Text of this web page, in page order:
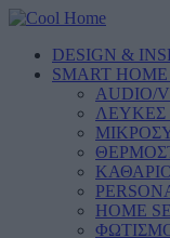
DESIGN &
SMART
AUDIO/
ΛΕΥΚΕΣ
HOME